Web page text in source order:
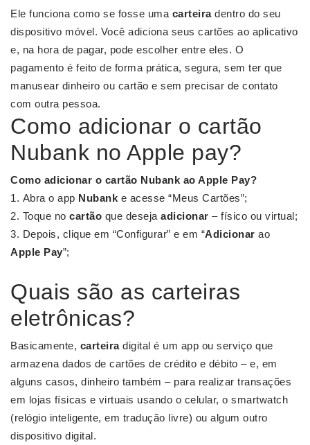
Ele funciona como se fosse uma carteiradentro do seu
dispositivo móvel. Você adiciona seus cartões ao aplicativo
e, na hora de pagar, pode escolher entre eles. O
pagamento é feito de forma prática, segura, sem ter que
manusear dinheiro ou cartão e sem precisar de contato
com outra pessoa.
Como adicionar o cartão
Nubank no Apple pay?
Como adicionar o cartão Nubank ao Apple Pay?
Abra o app Nubank e acesse “Meus Cartões”;
Toque no cartão que deseja adicionar – físico ou virtual;
Depois, clique em “Configurar” e em “Adicionar ao
Apple Pay”;
Quais são as carteiras
eletrônicas?
Basicamente, carteiradigital é um app ou serviço que
armazena dados de cartões de crédito e débito – e, em
alguns casos, dinheiro também – para realizar transações
em lojas físicas e virtuais usando o celular, o smartwatch
(relógio inteligente, em tradução livre) ou algum outro
dispositivo digital.